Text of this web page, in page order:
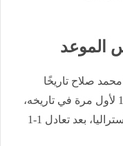
الموعد
محمد صلاح تاريخًا
جديدًا، بعدما ضمن التأهل إلى دور الـ16 لأول مرة في تاريخه،
عقب فوزه بركلات الترجيح 4-2 على أستراليا، بعد تعادل 1-1